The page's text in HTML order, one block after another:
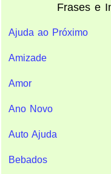
Frases e
Ajuda ao Próximo
Amizade
Amor
Ano Novo
Auto Ajuda
Bebados